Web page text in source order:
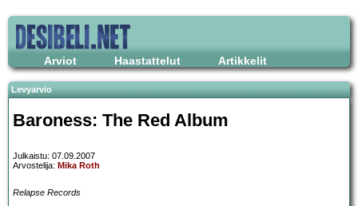
Arviot Haastattelut Artikkelit
Levyarvio
Baroness: The Red Album
Julkaistu: 07.09.2007
Arvostelija: Mika Roth
Relapse Records